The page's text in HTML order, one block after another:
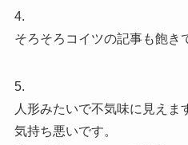
4.
そろそろコイツの記事も飽き
5.
人形みたいで不気味に見えま
気持ち悪いです。